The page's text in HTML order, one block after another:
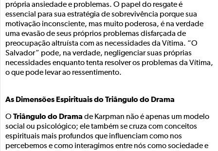
própria ansiedade e problemas. O papel do resgate é
essencial para sua estratégia de sobrevivência porque sua
motivação inconsciente, mas muito poderosa, é na verdade
uma evasão de seus próprios problemas disfarçada de
preocupação altruísta com as necessidades da Vítima. “O
Salvador” pode, na verdade, negligenciar suas próprias
necessidades enquanto tenta resolver os problemas da Vítima,
o que pode levar ao ressentimento.
As Dimensões Espirituais do Triângulo do Drama
O Triângulo do Drama de Karpman não é apenas um modelo
social ou psicológico; ele também se cruza com conceitos
espirituais mais profundos que influenciam como nos
percebemos e como interagimos entre nós como sociedade e